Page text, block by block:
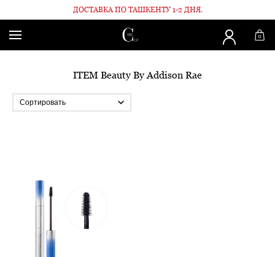
ДОСТАВКА ПО ТАШКЕНТУ 1-2 ДНЯ.
0
Бренды ITEM Beauty By Addison Rae
ITEM Beauty By Addison Rae